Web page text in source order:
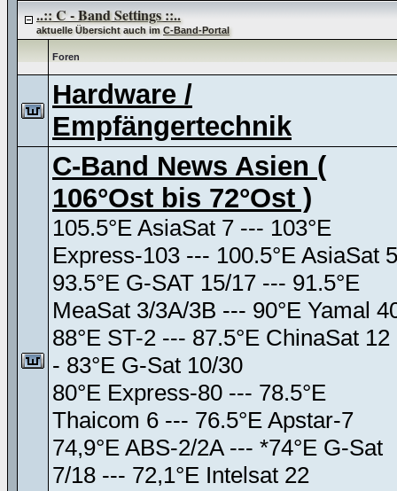
..:: C - Band Settings ::..
aktuelle Übersicht auch imC-Band-Portal
Foren
Hardware /
Empfängertechnik
C-Band News Asien (
106°Ost bis 72°Ost )
105.5°E AsiaSat 7 --- 103°E
Express-103 --- 100.5°E AsiaSat 5
93.5°E G-SAT 15/17 --- 91.5°E
MeaSat 3/3A/3B --- 90°E Yamal
88°E ST-2 --- 87.5°E ChinaSat 12
- 83°E G-Sat 10/30
80°E Express-80 --- 78.5°E
Thaicom 6 --- 76.5°E Apstar-7
74,9°E ABS-2/2A --- *74°E G-Sat
7/18 --- 72,1°E Intelsat 22